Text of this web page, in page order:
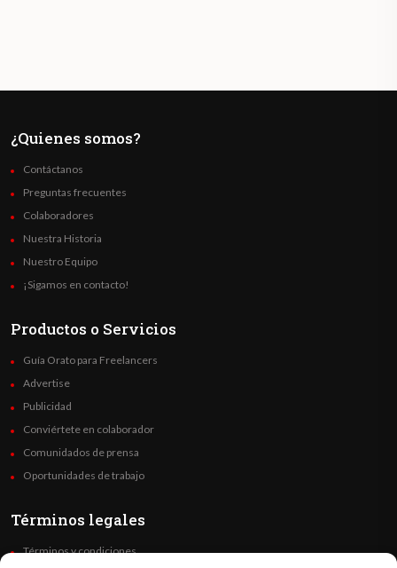
¿Quienes somos?
Contáctanos
Preguntas frecuentes
Colaboradores
Nuestra Historia
Nuestro Equipo
¡Sigamos en contacto!
Productos o Servicios
Guía Orato para Freelancers
Advertise
Publicidad
Conviértete en colaborador
Comunidados de prensa
Oportunidades de trabajo
Términos legales
Términos y condiciones